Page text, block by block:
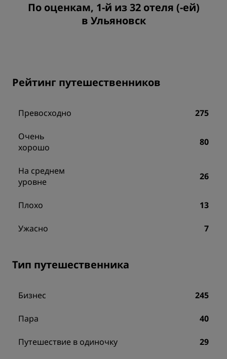
По оценкам, 1-й из 32 отеля (-ей)
в Ульяновск
Рейтинг путешественников
Превосходно 275
Очень
хорошо
80
На среднем
уровне
26
Плохо 13
Ужасно 7
Тип путешественника
Бизнес 245
Пара 40
Путешествие в одиночку 29